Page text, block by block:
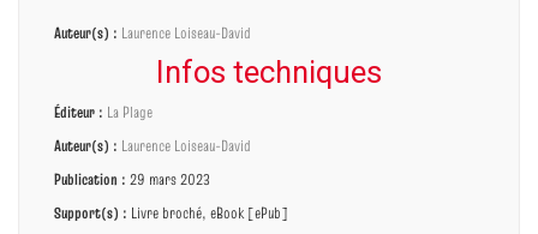
Auteur(s) : Laurence Loiseau-David
Infos techniques
Éditeur : La Plage
Auteur(s) : Laurence Loiseau-David
Publication : 29 mars 2023
Support(s) : Livre broché, eBook [ePub]